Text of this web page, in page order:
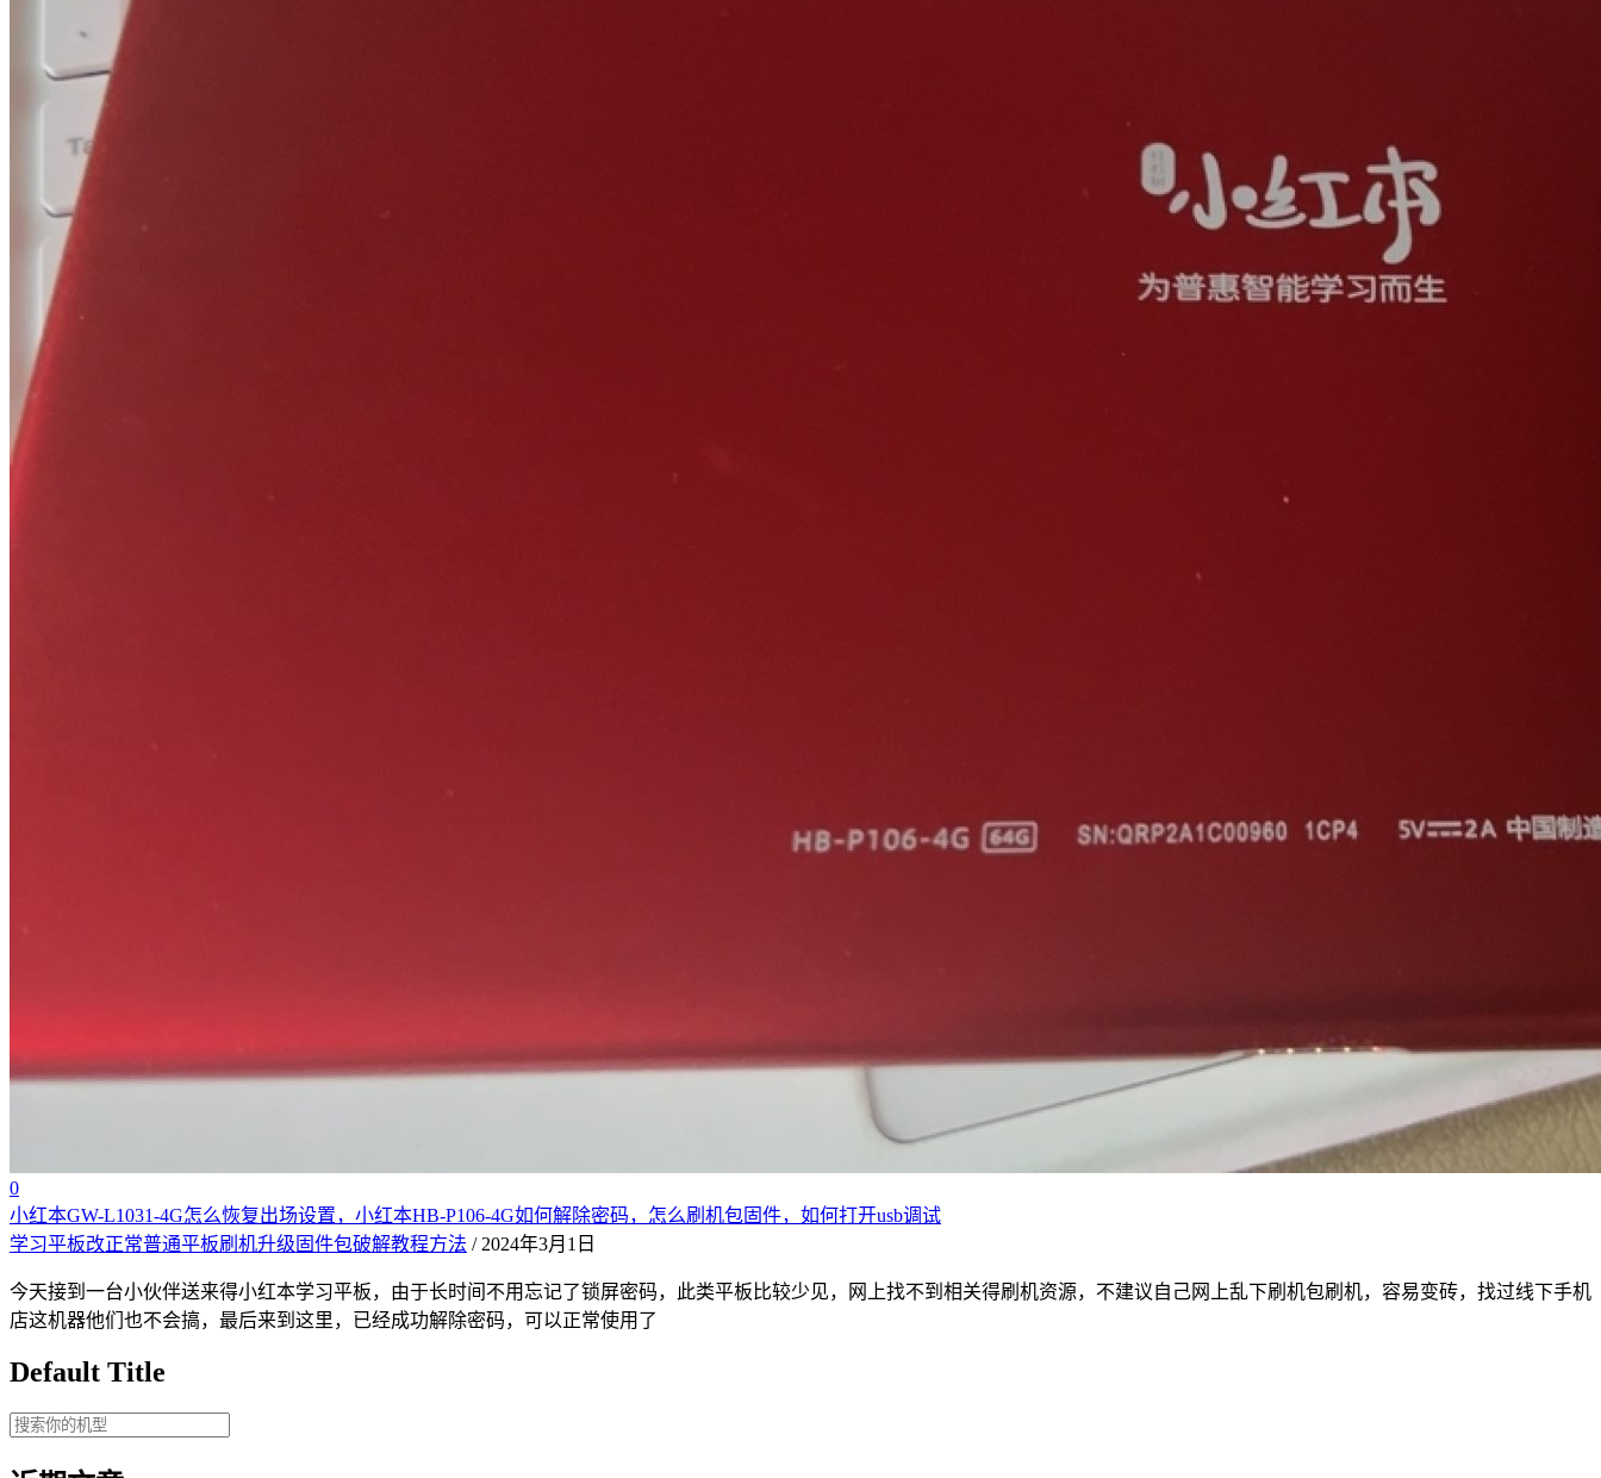
0
小红本GW-L1031-4G怎么恢复出场设置，小红本HB-P106-4G如何解除密码，怎么刷机包固件，如何打开usb调试
学习平板改正常普通平板刷机升级固件包破解教程方法 / 2024年3月1日
今天接到一台小伙伴送来得小红本学习平板，由于长时间不用忘记了锁屏密码，此类平板比较少见，网上找不到相关得刷机资源，不建议自己网上乱下刷机包刷机，容易变砖，找过线下手机
店这机器他们也不会搞，最后来到这里，已经成功解除密码，可以正常使用了
Default Title